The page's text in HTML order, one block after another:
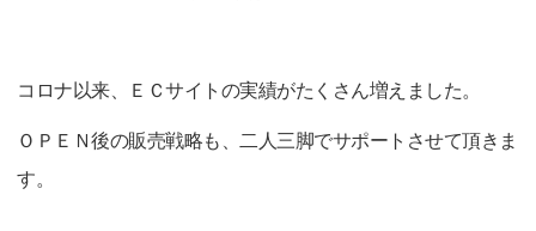
コロナ以来、ＥＣサイトの実績がたくさん増えました。
ＯＰＥＮ後の販売戦略も、二人三脚でサポートさせて頂きま
す。